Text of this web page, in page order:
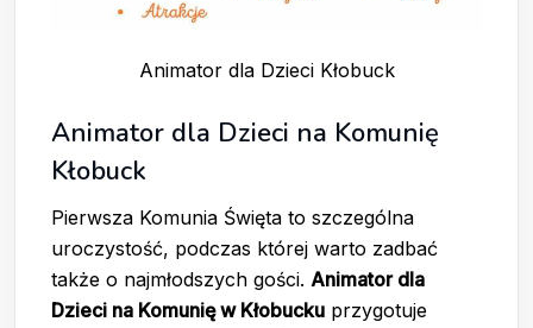
Animator dla Dzieci Kłobuck
Animator dla Dzieci na Komunię
Kłobuck
Pierwsza Komunia Święta to szczególna
uroczystość, podczas której warto zadbać
także o najmłodszych gości. Animator dla
Dzieci na Komunię w Kłobucku przygotuje